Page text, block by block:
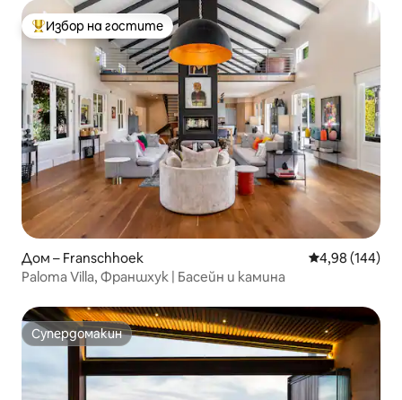
Най-популярен избор на гостите
Избор на гостите
Дом – Franschhoek Средна
4,98 (144)
Paloma Villa, Франшхук | Басейн и камина
Супердомакин
Супердомакин